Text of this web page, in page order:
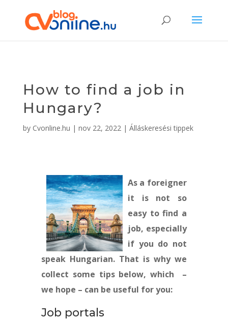
How to find a job in
Hungary?
by Cvonline.hu | nov 22, 2022| Álláskeresési tippek
As a foreigner
it is not so
easy to find a
job, especially
if you do not
speak Hungarian. That is why we
collect some tips below, which –
we hope – can be useful for you:
Job portals